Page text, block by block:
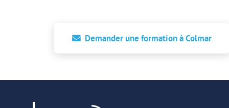
Demander une formation à Colmar